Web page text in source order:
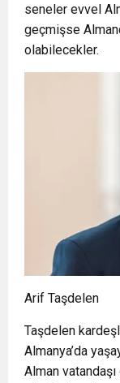
seneler evvel
geçmişse
olabilecekler.
Arif Taşdelen
Taşdelen
Almanya’da
Alman vatandaşı